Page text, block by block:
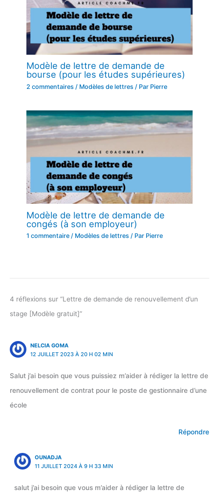
Modèle de lettre de demande de
bourse (pour les études supérieures)
2 commentaires / Modèles de lettres / Par Pierre
Modèle de lettre de demande de
congés (à son employeur)
1 commentaire / Modèles de lettres / Par Pierre
4 réflexions sur “Lettre de demande de renouvellement d’un
stage [Modèle gratuit]”
NELCIA GOMA
12 JUILLET 2023 À 20 H 02 MIN
Salut j’ai besoin que vous puissiez m’aider à rédiger la lettre de
renouvellement de contrat pour le poste de gestionnaire d’une
école
Répondre
OUNADJA
11 JUILLET 2024 À 9 H 33 MIN
salut j’ai besoin que vous m’aider à rédiger la lettre de